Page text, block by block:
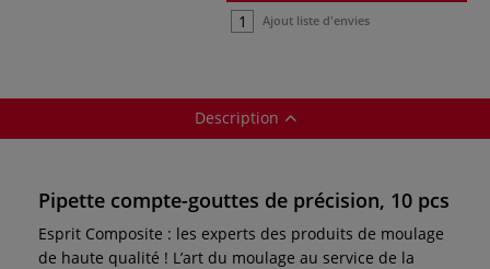
Ajout liste d'envies
Description
Pipette compte-gouttes de précision, 10 pcs
Esprit Composite : les experts des produits de moulage
de haute qualité ! L’art du moulage au service de la